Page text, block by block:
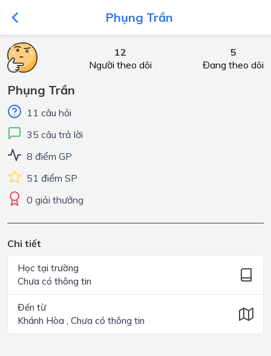
Phụng Trần
12
Người theo dõi
5
Đang theo dõi
Phụng Trần
11 câu hỏi
35 câu trả lời
8 điểm GP
51 điểm SP
0 giải thưởng
Chi tiết
Học tại trường
Chưa có thông tin
Đến từ
Khánh Hòa , Chưa có thông tin